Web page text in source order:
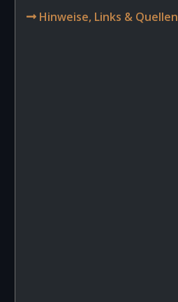
Hinweise, Links & Quellen